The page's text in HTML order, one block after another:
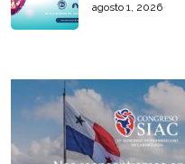
agosto 1, 2026